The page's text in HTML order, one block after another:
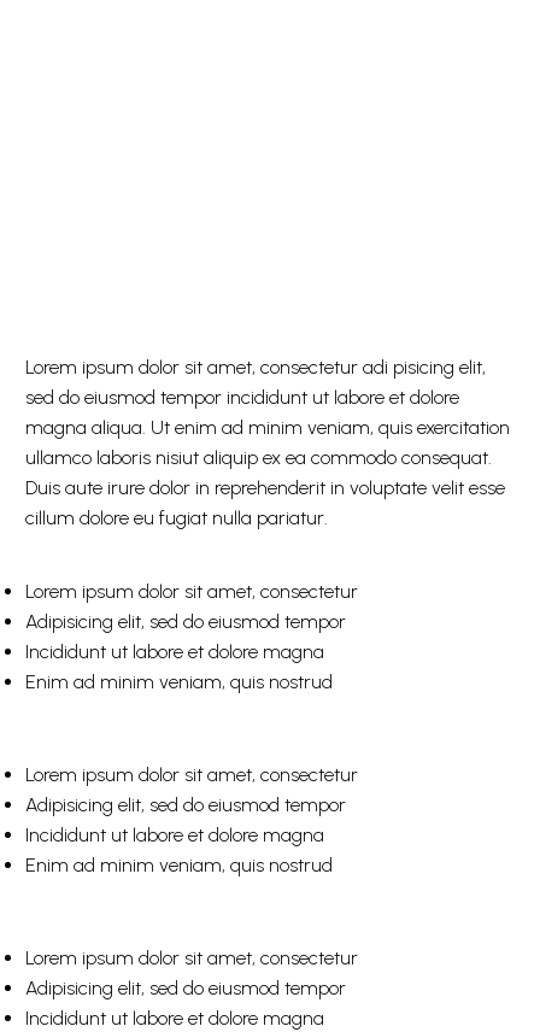
Lorem ipsum dolor sit amet, consectetur adi pisicing elit,
sed do eiusmod tempor incididunt ut labore et dolore
magna aliqua. Ut enim ad minim veniam, quis exercitation
ullamco laboris nisiut aliquip ex ea commodo consequat.
Duis aute irure dolor in reprehenderit in voluptate velit esse
cillum dolore eu fugiat nulla pariatur.
Lorem ipsum dolor sit amet, consectetur
Adipisicing elit, sed do eiusmod tempor
Incididunt ut labore et dolore magna
Enim ad minim veniam, quis nostrud
Lorem ipsum dolor sit amet, consectetur
Adipisicing elit, sed do eiusmod tempor
Incididunt ut labore et dolore magna
Enim ad minim veniam, quis nostrud
Lorem ipsum dolor sit amet, consectetur
Adipisicing elit, sed do eiusmod tempor
Incididunt ut labore et dolore magna